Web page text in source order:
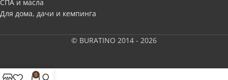
СПА и масла
Для дома, дачи и кемпинга
© BURATINO 2014 - 2026
0